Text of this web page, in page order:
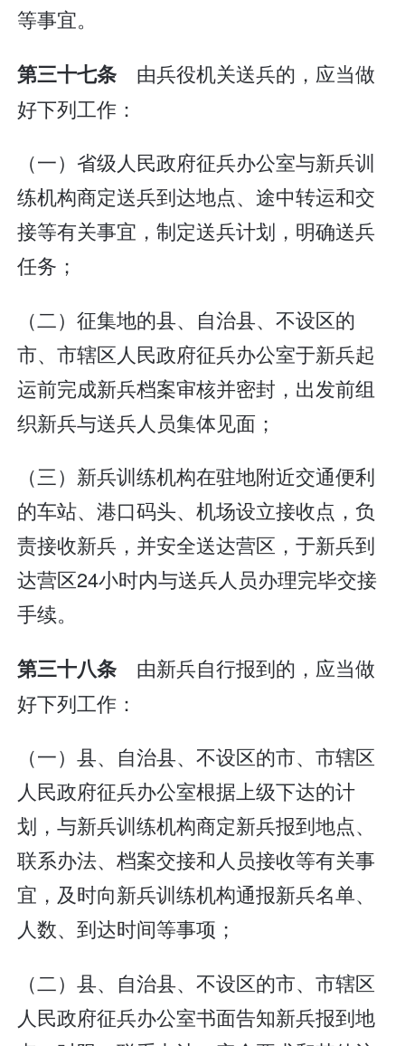
等事宜。
第三十七条 由兵役机关送兵的，应当做
好下列工作：
（一）省级人民政府征兵办公室与新兵训
练机构商定送兵到达地点、途中转运和交
接等有关事宜，制定送兵计划，明确送兵
任务；
（二）征集地的县、自治县、不设区的
市、市辖区人民政府征兵办公室于新兵起
运前完成新兵档案审核并密封，出发前组
织新兵与送兵人员集体见面；
（三）新兵训练机构在驻地附近交通便利
的车站、港口码头、机场设立接收点，负
责接收新兵，并安全送达营区，于新兵到
达营区24小时内与送兵人员办理完毕交接
手续。
第三十八条 由新兵自行报到的，应当做
好下列工作：
（一）县、自治县、不设区的市、市辖区
人民政府征兵办公室根据上级下达的计
划，与新兵训练机构商定新兵报到地点、
联系办法、档案交接和人员接收等有关事
宜，及时向新兵训练机构通报新兵名单、
人数、到达时间等事项；
（二）县、自治县、不设区的市、市辖区
人民政府征兵办公室书面告知新兵报到地